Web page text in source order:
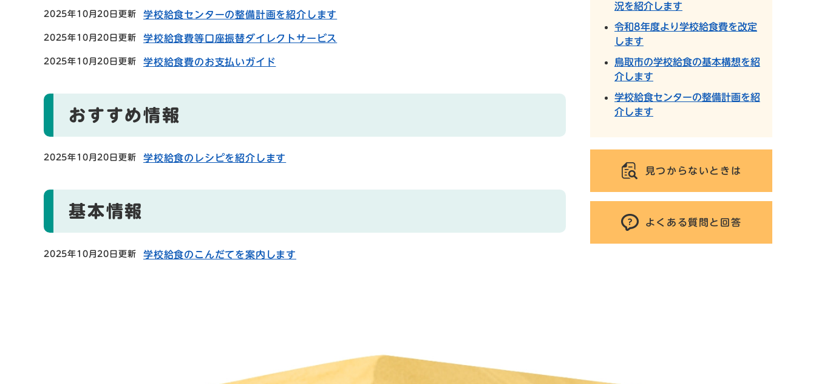
2025年10月20日更新 学校給食センターの整備計画を紹介します
2025年10月20日更新 学校給食費等口座振替ダイレクトサービス
2025年10月20日更新 学校給食費のお支払いガイド
おすすめ情報
2025年10月20日更新 学校給食のレシピを紹介します
基本情報
2025年10月20日更新 学校給食のこんだてを案内します
況を紹介します
令和8年度より学校給食費を改定
します
鳥取市の学校給食の基本構想を紹
介します
学校給食センターの整備計画を紹
介します
見つからないときは
よくある質問と回答